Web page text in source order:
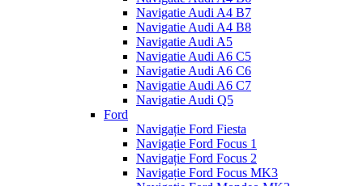
Navigatie Audi A4 B7
Navigatie Audi A4 B8
Navigatie Audi A5
Navigatie Audi A6 C5
Navigatie Audi A6 C6
Navigatie Audi A6 C7
Navigatie Audi Q5
Ford
Navigație Ford Fiesta
Navigație Ford Focus 1
Navigație Ford Focus 2
Navigație Ford Focus MK3